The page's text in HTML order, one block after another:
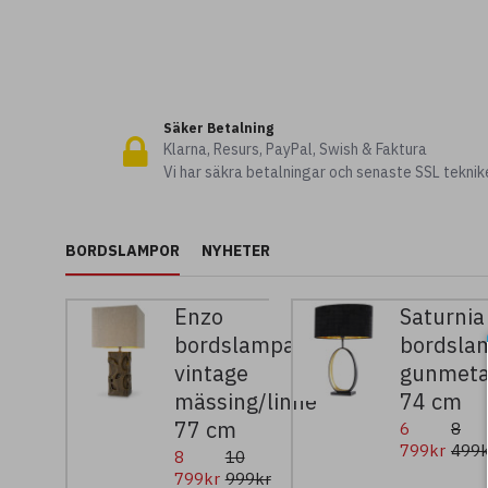
Säker Betalning
Klarna, Resurs, PayPal, Swish & Faktura
Vi har säkra betalningar och senaste SSL
BORDSLAMPOR NYHETER
Enzo
bordslampa
vintage
mässing/linne
77 cm
8
799kr
10
999kr
Saturnia
74 cm
6
799kr
8
499kr